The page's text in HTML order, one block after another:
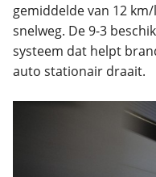
gemiddelde van 12
snelweg. De 9-3
systeem dat helpt
auto stationair draait.